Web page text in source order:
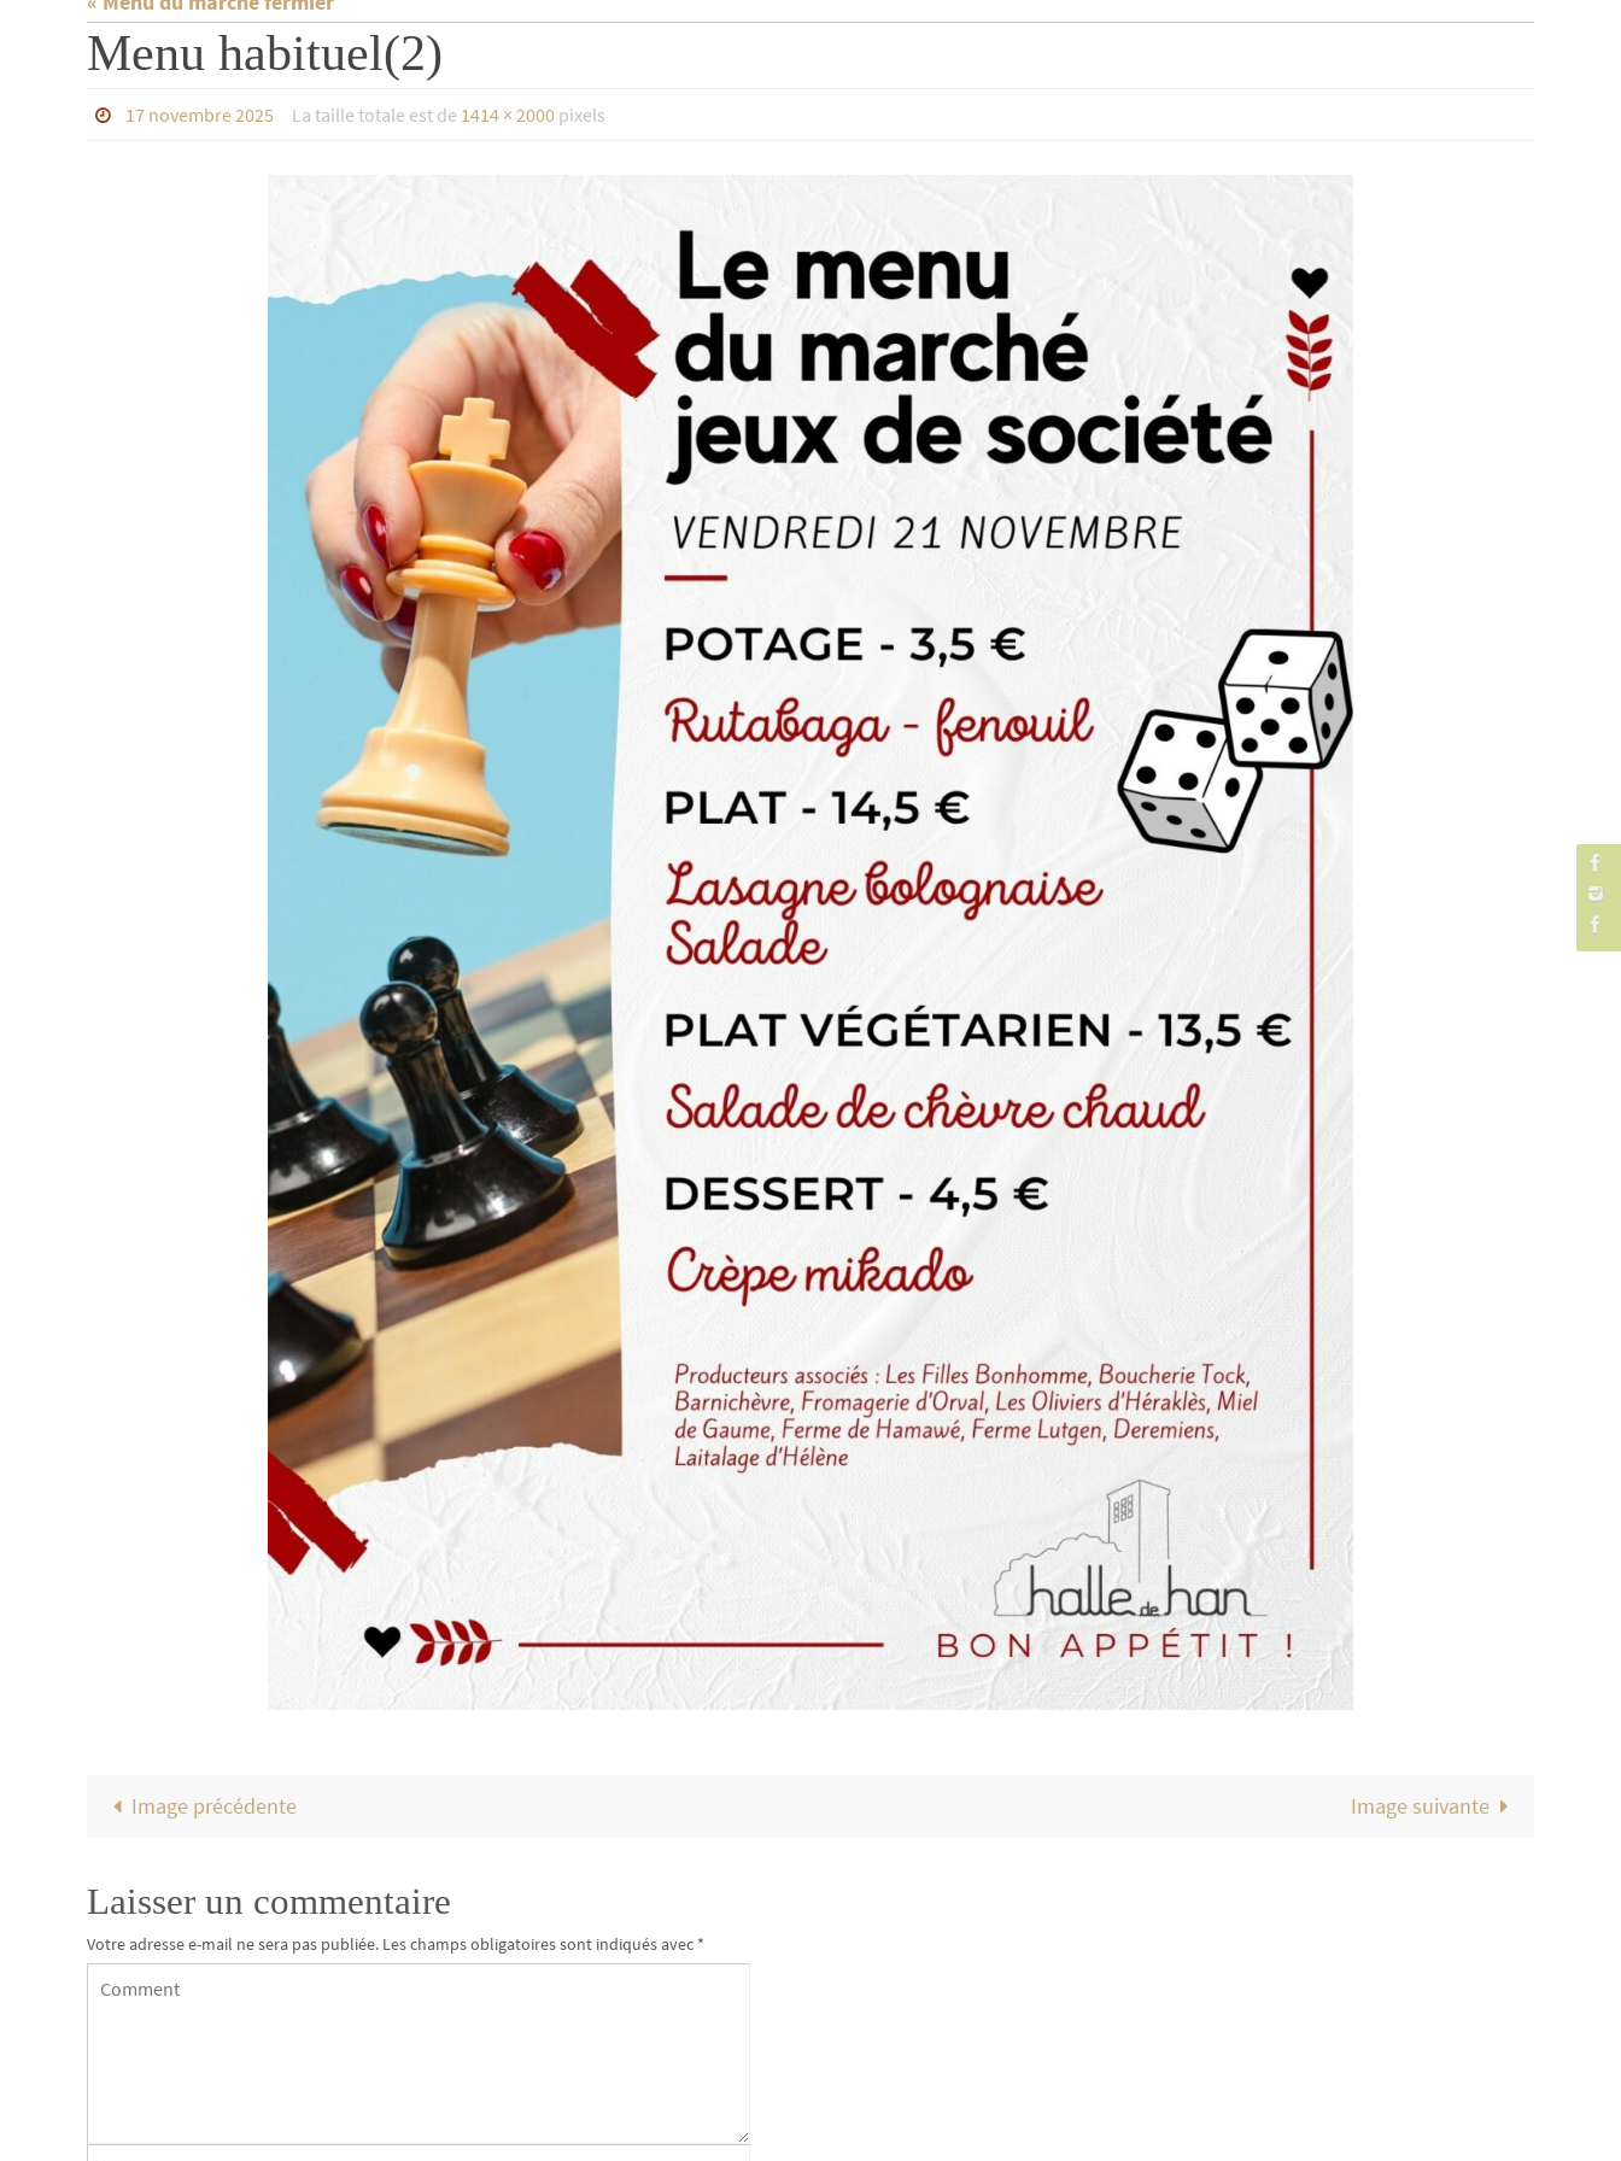
Menu habituel(2)
17 novembre 2025 La taille totale est de 1414 × 2000pixels
Image précédente Image suivante
Laisser un commentaire
Votre adresse e-mail ne sera pas publiée. Les champs obligatoires sont indiqués avec *